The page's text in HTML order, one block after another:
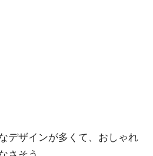
デザインが多くて、おしゃれ